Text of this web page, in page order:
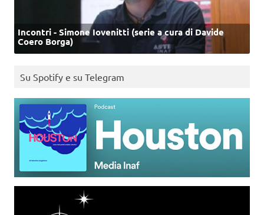
Incontri - Simone Iovenitti (serie a cura di Davide
Coero Borga)
Su Spotify e su Telegram